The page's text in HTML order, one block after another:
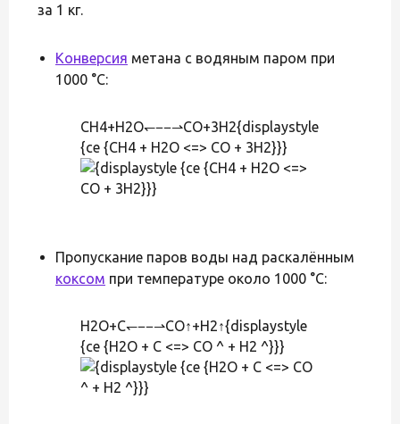
за 1 кг.
Конверсия метана с водяным паром при
1000 °C:
CH4+H2O↽−−⇀CO+3H2{displaystyle
{ce {CH4 + H2O <=> CO + 3H2}}}
Пропускание паров воды над раскалённым
коксом при температуре около 1000 °C:
H2O+C↽−−⇀CO↑+H2↑{displaystyle
{ce {H2O + C <=> CO ^ + H2 ^}}}